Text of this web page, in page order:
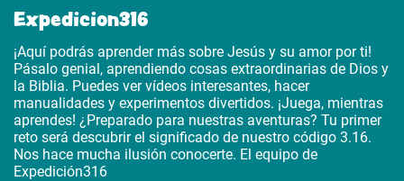
Expedicion316
¡Aquí podrás aprender más sobre Jesús y su amor por ti!
Pásalo genial, aprendiendo cosas extraordinarias de Dios y
la Biblia. Puedes ver vídeos interesantes, hacer
manualidades y experimentos divertidos. ¡Juega, mientras
aprendes! ¿Preparado para nuestras aventuras? Tu primer
reto será descubrir el significado de nuestro código 3.16.
Nos hace mucha ilusión conocerte. El equipo de
Expedición316